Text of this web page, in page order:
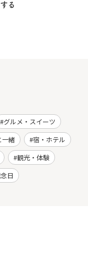
る
グルメ・スイーツ
一緒
宿・ホテル
観光・体験
日